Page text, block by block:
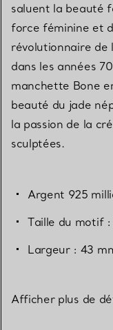
saluent la beauté
force féminine et
révolutionnaire de
dans les années
manchette Bone
beauté du jade
la passion de la
sculptées.
Argent 925
Taille du motif :
Largeur : 43
Afficher plus de